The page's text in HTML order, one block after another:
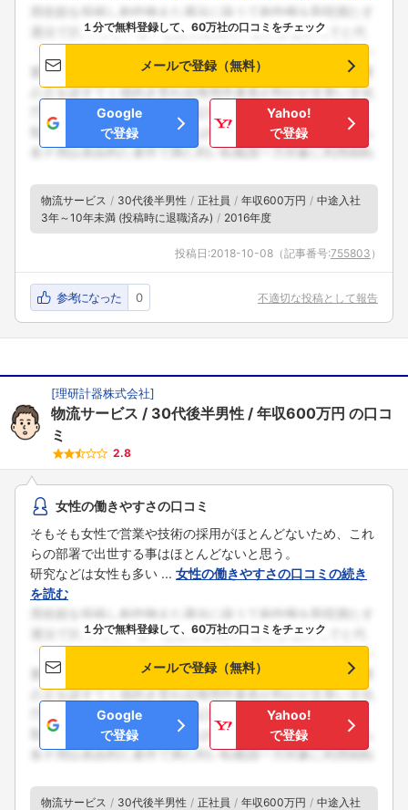
１分で無料登録して、60万社の口コミをチェック
メールで登録（無料）
Google
で登録
Yahoo!
で登録
物流サービス 30代後半男性 正社員 年収600万円
中途入社
3年～10年未満 (投稿時に退職済み)
2016年度
投稿日:2018-10-08 （記事番号:755803 ）
参考になった 0 不適切な投稿として報告
[理研計器株式会社]
物流サービス 30代後半男性 年収600万円 の口コ
ミ
2.8
女性の働きやすさの口コミ
そもそも女性で営業や技術の採用がほとんどないため、これ
らの部署で出世する事はほとんどないと思う。
研究などは女性も多い ... 女性の働きやすさの口コミの続き
を読む
１分で無料登録して、60万社の口コミをチェック
メールで登録（無料）
Google
で登録
Yahoo!
で登録
物流サービス 30代後半男性 正社員 年収600万円
中途入社